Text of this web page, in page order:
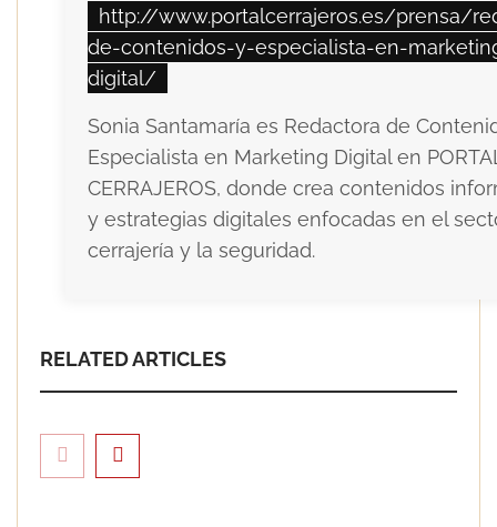
http://www.portalcerrajeros.es/prensa/
de-contenidos-y-especialista-en-
digital/
Sonia Santamaría es Redactora de
Especialista en Marketing Digital en
CERRAJEROS, donde crea contenidos
y estrategias digitales enfocadas en el
cerrajería y la seguridad.
RELATED ARTICLES